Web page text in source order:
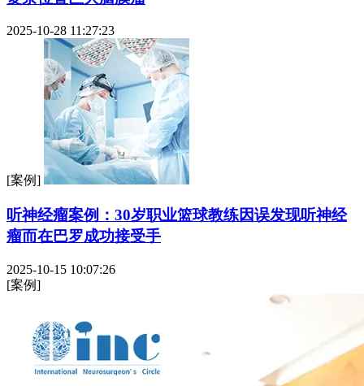
2025-10-28 11:27:23
[案例]
听神经瘤案例：30岁职业篮球教练因误发现听神经
瘤而在巴罗成功接受手
2025-10-15 10:07:26
[案例]